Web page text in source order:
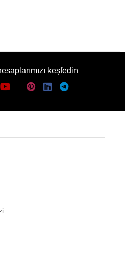
keşfedin